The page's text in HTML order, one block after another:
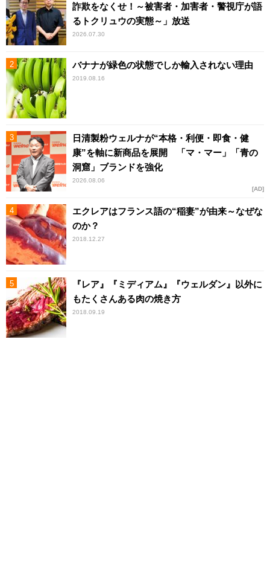
詐欺をなくせ！～被害者・加害者・警視庁が語
るトクリュウの実態～」放送
2026.07.30
バナナが緑色の状態でしか輸入されない理由
2019.08.16
日清製粉ウェルナが“本格・利便・即食・健
康”を軸に新商品を展開 「マ・マー」「青の
洞窟」ブランドを強化
2026.08.06
AD
エクレアはフランス語の“稲妻”が由来～なぜな
のか？
2018.12.27
『レア』『ミディアム』『ウェルダン』以外に
もたくさんある肉の焼き方
2018.09.19